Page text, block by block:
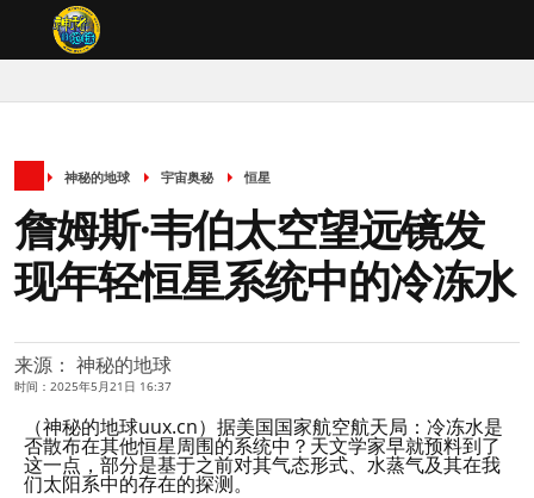
神秘的地球 宇宙奥秘 恒星
詹姆斯·韦伯太空望远镜发
现年轻恒星系统中的冷冻水
来源： 神秘的地球
时间：2025年5月21日 16:37
（神秘的地球uux.cn）据美国国家航空航天局：冷冻水是
否散布在其他恒星周围的系统中？天文学家早就预料到了
这一点，部分是基于之前对其气态形式、水蒸气及其在我
们太阳系中的存在的探测。